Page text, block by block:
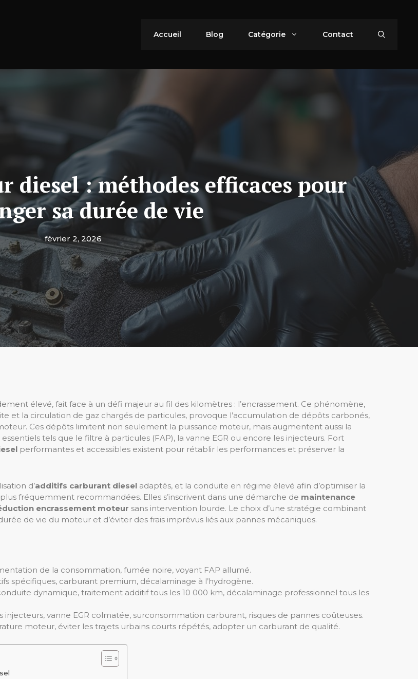
Accueil Blog Catégorie Contact
diesel : méthodes efficaces pour
sa durée de vie
février 2, 2026
élevé, fait face à un défi majeur au fil des kilomètres : l’encrassement. Ce phénomène,
et la circulation de gaz chargés de particules, provoque l’accumulation de dépôts carbonés,
Ces dépôts limitent non seulement la puissance moteur, mais augmentent aussi la
tels que le filtre à particules (FAP), la vanne EGR ou encore les injecteurs. Fort
performantes et accessibles existent pour rétablir les performances et préserver la
d’additifs carburant diesel adaptés, et la conduite en régime élevé afin d’optimiser la
fréquemment recommandées. Elles s’inscrivent dans une démarche de maintenance
encrassement moteur sans intervention lourde. Le choix d’une stratégie combinant
de vie du moteur et d’éviter des frais imprévus liés aux pannes mécaniques.
de la consommation, fumée noire, voyant FAP allumé.
spécifiques, carburant premium, décalaminage à l’hydrogène.
dynamique, traitement additif tous les 10 000 km, décalaminage professionnel tous les
injecteurs, vanne EGR colmatée, surconsommation carburant, risques de pannes coûteuses.
moteur, éviter les trajets urbains courts répétés, adopter un carburant de qualité.